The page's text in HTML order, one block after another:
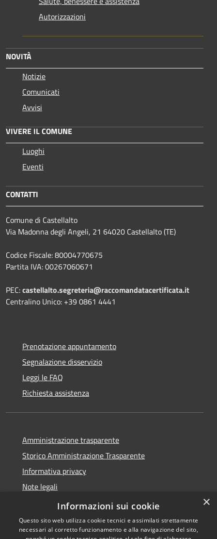
Autorizzazioni
NOVITÀ
Notizie
Comunicati
Avvisi
VIVERE IL COMUNE
Luoghi
Eventi
CONTATTI
Comune di Castellalto
Via Madonna degli Angeli, 21 64020 Castellalto (TE)
Codice Fiscale: 80004770675
Partita IVA: 00267060671
PEC:castellalto.segreteria@raccomandatacertificata.it
Centralino Unico: +39 0861 4441
Prenotazione appuntamento
Segnalazione disservizio
Leggi le FAQ
Richiesta assistenza
Amministrazione trasparente
Storico Amministrazione Trasparente
Informativa privacy
Note legali
Dichiarazione di accessibilità
×
Informazioni sui cookie
Questo sito web utilizza cookie tecnici e assimilati strettamente
necessari al corretto funzionamento e alla navigazione del sito,